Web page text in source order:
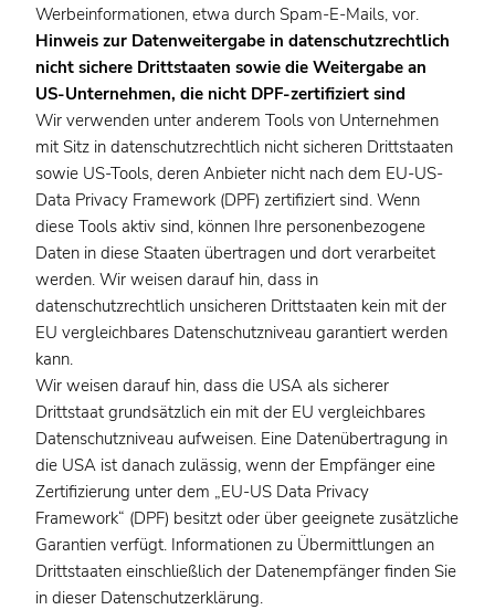
Werbeinformationen, etwa durch Spam-E-Mails, vor.
Hinweis zur Datenweitergabe in datenschutzrechtlich
nicht sichere Drittstaaten sowie die Weitergabe an
US-Unternehmen, die nicht DPF-zertifiziert sind
Wir verwenden unter anderem Tools von Unternehmen
mit Sitz in datenschutzrechtlich nicht sicheren Drittstaaten
sowie US-Tools, deren Anbieter nicht nach dem EU-US-
Data Privacy Framework (DPF) zertifiziert sind. Wenn
diese Tools aktiv sind, können Ihre personenbezogene
Daten in diese Staaten übertragen und dort verarbeitet
werden. Wir weisen darauf hin, dass in
datenschutzrechtlich unsicheren Drittstaaten kein mit der
EU vergleichbares Datenschutzniveau garantiert werden
kann.
Wir weisen darauf hin, dass die USA als sicherer
Drittstaat grundsätzlich ein mit der EU vergleichbares
Datenschutzniveau aufweisen. Eine Datenübertragung in
die USA ist danach zulässig, wenn der Empfänger eine
Zertifizierung unter dem „EU-US Data Privacy
Framework“ (DPF) besitzt oder über geeignete zusätzliche
Garantien verfügt. Informationen zu Übermittlungen an
Drittstaaten einschließlich der Datenempfänger finden Sie
in dieser Datenschutzerklärung.